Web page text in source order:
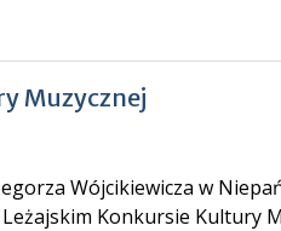
Muzycznej
Wójcikiewicza w
Leżajskim Konkursie Kultury